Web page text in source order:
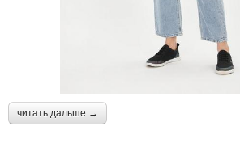
читать дальше →